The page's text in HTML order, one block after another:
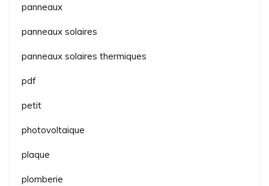
panneaux
panneaux solaires
panneaux solaires thermiques
pdf
petit
photovoltaique
plaque
plomberie